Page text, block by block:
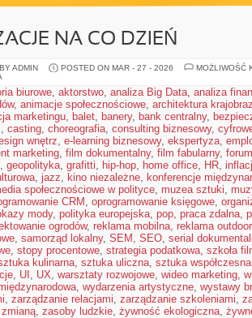
NA CO DZIEŃ
ADMIN POSTED ON MAR - 27 - 2026
MOŻLIWOŚĆ
biurowe, aktorstwo, analiza Big Data, analiza
, animacje społecznościowe, architektura
marketingu, balet, banery, bank centralny,
, casting, choreografia, consulting biznesowy,
wnętrz, e-learning biznesowy, ekspertyza,
marketing, film dokumentalny, film fabularny,
, geopolityka, grafitti, hip-hop, home office, HR,
, jazz, kino niezależne, konferencje
społecznościowe w polityce, muzea sztuki,
CRM, oprogramowanie księgowe,
mody, polityka europejska, pop, praca zdalna,
ogrodów, reklama mobilna, reklama outdoor
, samorząd lokalny, SEM , SEO, serial
, stopy procentowe, strategia podatkowa, szkoła
kulinarna, sztuka uliczna, sztuka współczesna
, UI , UX, warsztaty rozwojowe, wideo marketing,
, wydarzenia artystyczne, wystawy
, zarządzanie relacjami, zarządzanie szkoleniami,
, zasoby ludzkie, żywność ekologiczna,